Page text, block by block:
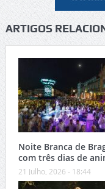
ARTIGOS
Noite Branca de
com três dias de
21 Julho, 2026 - 18:44